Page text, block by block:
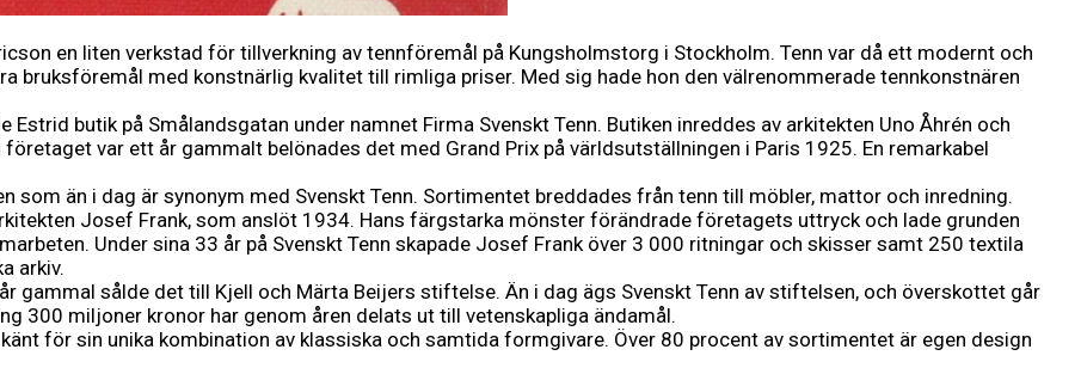
en liten verkstad för tillverkning av tennföremål på Kungsholmstorg i Stockholm. Tenn var då ett modernt och
bruksföremål med konstnärlig kvalitet till rimliga priser. Med sig hade hon den välrenommerade tennkonstnären
butik på Smålandsgatan under namnet Firma Svenskt Tenn. Butiken inreddes av arkitekten Uno Åhrén och
var ett år gammalt belönades det med Grand Prix på världsutställningen i Paris 1925. En remarkabel
som än i dag är synonym med Svenskt Tenn. Sortimentet breddades från tenn till möbler, mattor och inredning.
Josef Frank, som anslöt 1934. Hans färgstarka mönster förändrade företagets uttryck och lade grunden
Under sina 33 år på Svenskt Tenn skapade Josef Frank över 3 000 ritningar och skisser samt 250 textila
arkiv.
gammal sålde det till Kjell och Märta Beijers stiftelse. Än i dag ägs Svenskt Tenn av stiftelsen, och överskottet går
300 miljoner kronor har genom åren delats ut till vetenskapliga ändamål.
för sin unika kombination av klassiska och samtida formgivare. Över 80 procent av sortimentet är egen design